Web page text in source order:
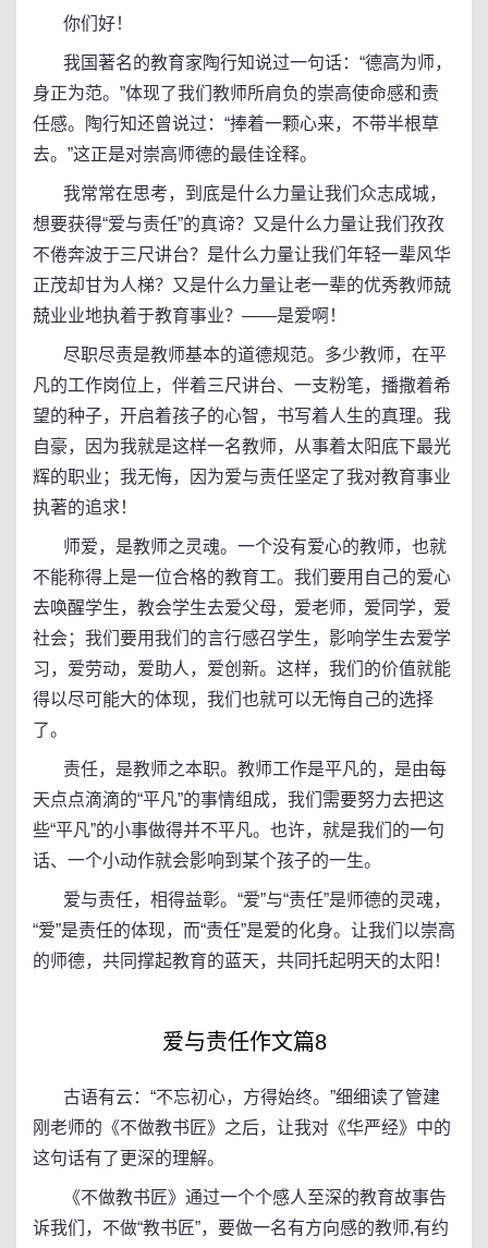
你们好！
我国著名的教育家陶行知说过一句话：“德高为师，
身正为范。”体现了我们教师所肩负的崇高使命感和责
任感。陶行知还曾说过：“捧着一颗心来，不带半根草
去。”这正是对崇高师德的最佳诠释。
我常常在思考，到底是什么力量让我们众志成城，
想要获得“爱与责任”的真谛？又是什么力量让我们孜孜
不倦奔波于三尺讲台？是什么力量让我们年轻一辈风华
正茂却甘为人梯？又是什么力量让老一辈的优秀教师兢
兢业业地执着于教育事业？——是爱啊！
尽职尽责是教师基本的道德规范。多少教师，在平
凡的工作岗位上，伴着三尺讲台、一支粉笔，播撒着希
望的种子，开启着孩子的心智，书写着人生的真理。我
自豪，因为我就是这样一名教师，从事着太阳底下最光
辉的职业；我无悔，因为爱与责任坚定了我对教育事业
执著的追求！
师爱，是教师之灵魂。一个没有爱心的教师，也就
不能称得上是一位合格的教育工。我们要用自己的爱心
去唤醒学生，教会学生去爱父母，爱老师，爱同学，爱
社会；我们要用我们的言行感召学生，影响学生去爱学
习，爱劳动，爱助人，爱创新。这样，我们的价值就能
得以尽可能大的体现，我们也就可以无悔自己的选择
了。
责任，是教师之本职。教师工作是平凡的，是由每
天点点滴滴的“平凡”的事情组成，我们需要努力去把这
些“平凡”的小事做得并不平凡。也许，就是我们的一句
话、一个小动作就会影响到某个孩子的一生。
爱与责任，相得益彰。“爱”与“责任”是师德的灵魂，
“爱”是责任的体现，而“责任”是爱的化身。让我们以崇高
的师德，共同撑起教育的蓝天，共同托起明天的太阳！
爱与责任作文篇8
古语有云：“不忘初心，方得始终。”细细读了管建
刚老师的《不做教书匠》之后，让我对《华严经》中的
这句话有了更深的理解。
《不做教书匠》通过一个个感人至深的教育故事告
诉我们，不做“教书匠”，要做一名有方向感的教师,有约